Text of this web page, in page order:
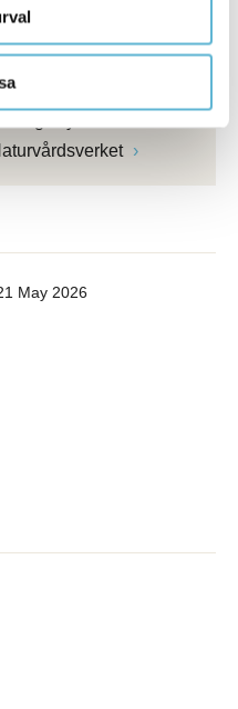
May 2026